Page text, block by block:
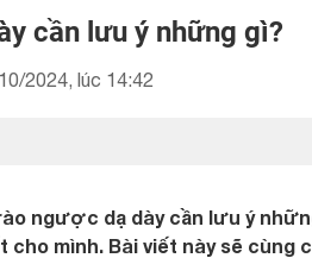
cần lưu ý những gì?
2024, lúc 14:42
ngược dạ dày cần lưu ý
mình. Bài viết này sẽ cùng